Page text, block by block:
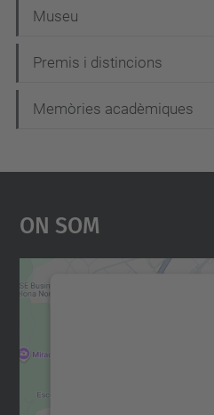
Museu
Premis i distincions
Memòries acadèmiques
On Som